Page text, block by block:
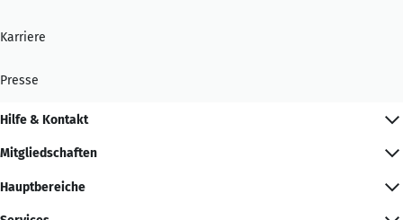
Karriere
Presse
Hilfe & Kontakt
Mitgliedschaften
Hauptbereiche